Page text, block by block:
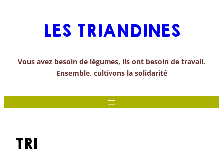
LES TRIANDINES
Vous avez besoin de légumes, ils ont besoin de travail.
Ensemble, cultivons la solidarité
TRI